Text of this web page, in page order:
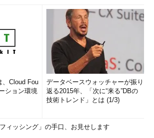
、Cloud Fou
ション環境
データベースウォッチャーが振り
返る2015年、「次に“来る”DBの
技術トレンド」とは (1/3)
フィッシング」の手口、お見せします